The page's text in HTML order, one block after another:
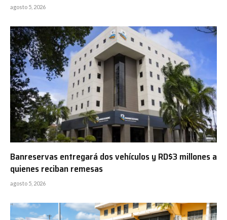
agosto 5, 2026
Banreservas entregará dos vehículos y RD$3 millones a
quienes reciban remesas
agosto 5, 2026